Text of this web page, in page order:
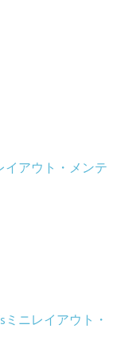
イアウト・メンテ
ミニレイアウト・